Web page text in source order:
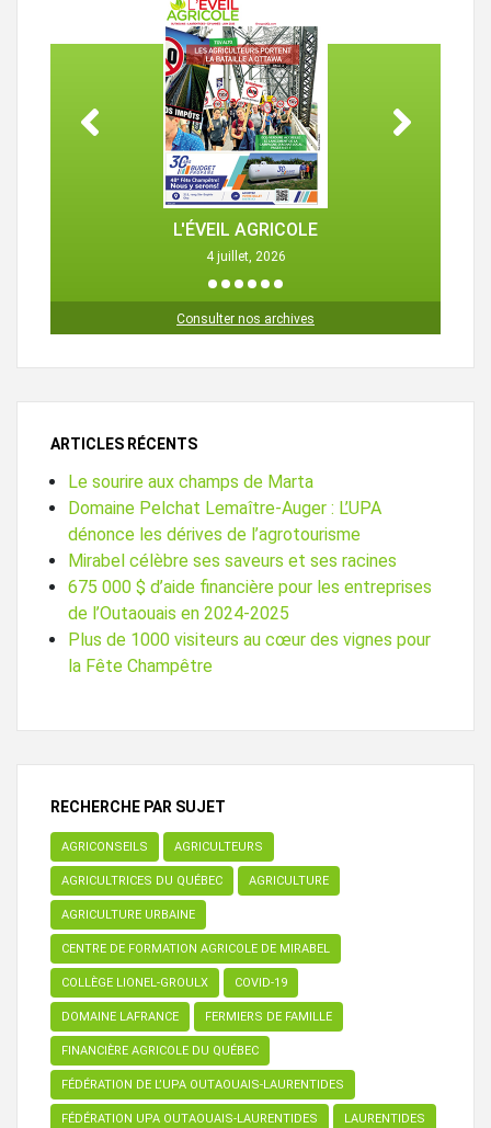
L'ÉVEIL AGRICOLE
4 juillet, 2026
1 2 3 4 5
Consulter nos archives
ARTICLES RÉCENTS
Le sourire aux champs de Marta
Domaine Pelchat Lemaître-Auger : L’UPA
dénonce les dérives de l’agrotourisme
Mirabel célèbre ses saveurs et ses racines
675 000 $ d’aide financière pour les entreprises
de l’Outaouais en 2024-2025
Plus de 1000 visiteurs au cœur des vignes pour
la Fête Champêtre
RECHERCHE PAR SUJET
AGRICONSEILS AGRICULTEURS
AGRICULTRICES DU QUÉBEC AGRICULTURE
AGRICULTURE URBAINE
CENTRE DE FORMATION AGRICOLE DE MIRABEL
COLLÈGE LIONEL-GROULX COVID-19
DOMAINE LAFRANCE FERMIERS DE FAMILLE
FINANCIÈRE AGRICOLE DU QUÉBEC
FÉDÉRATION DE L’UPA OUTAOUAIS-LAURENTIDES
FÉDÉRATION UPA OUTAOUAIS-LAURENTIDES LAURENTIDES